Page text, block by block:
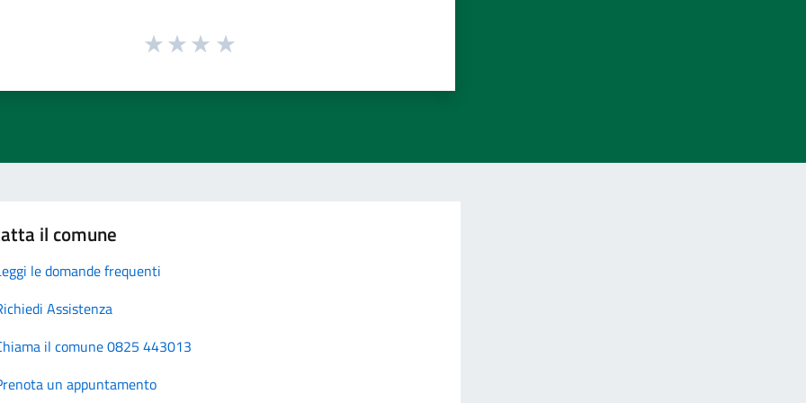
il comune
le domande frequenti
Assistenza
il comune 0825 443013
un appuntamento